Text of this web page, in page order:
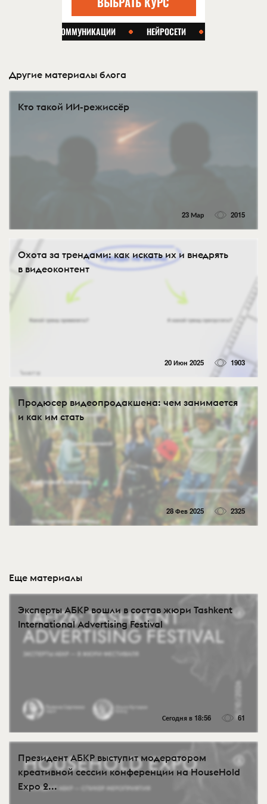
Другие материалы блога
Кто такой ИИ-режиссёр
23 Мар 2015
Охота за трендами: как искать их и внедрять
в видеоконтент
20 Июн 2025 1903
Продюсер видеопродакшена: чем занимается
и как им стать
28 Фев 2025 2325
Еще материалы
Эксперты АБКР вошли в состав жюри Tashkent
International Advertising Festival
Сегодня в 18:56 61
Президент АБКР выступит модератором
креативной сессии конференции на HouseHold
Expo 2...